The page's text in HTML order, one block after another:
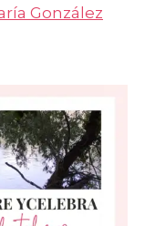
González